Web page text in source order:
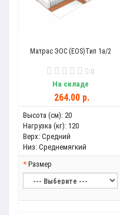
Матрас ЭОС (EOS)Тип 1a/2
0
На складе
264.00 р.
Высота (см): 20
Нагрузка (кг): 120
Верх: Средний
Низ: Среднемягкий
Размер